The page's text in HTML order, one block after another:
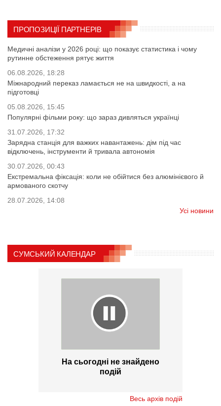
ПРОПОЗИЦІЇ ПАРТНЕРІВ
Медичні аналізи у 2026 році: що показує статистика і чому
рутинне обстеження рятує життя
06.08.2026, 18:28
Міжнародний переказ ламається не на швидкості, а на
підготовці
05.08.2026, 15:45
Популярні фільми року: що зараз дивляться українці
31.07.2026, 17:32
Зарядна станція для важких навантажень: дім під час
відключень, інструменти й тривала автономія
30.07.2026, 00:43
Екстремальна фіксація: коли не обійтися без алюмінієвого й
армованого скотчу
28.07.2026, 14:08
Усі новини
СУМСЬКИЙ КАЛЕНДАР
На сьогодні не знайдено
подій
Весь архів подій